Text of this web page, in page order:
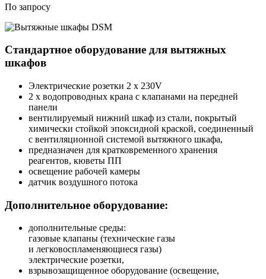
По запросу
Стандартное оборудование для вытяжных
шкафов
Электрические розетки 2 x 230V
2 х водопроводных крана с клапанами на передней
панели
вентилируемый нижний шкаф из стали, покрытый
химически стойкой эпоксидной краской, соединенный
с вентиляционной системой вытяжного шкафа,
предназначен для кратковременного хранения
реагентов, кюветы ПП
освещение рабочей камеры
датчик воздушного потока
Дополнительное оборудование:
дополнительные среды:
газовые клапаны (технические газы
и легковоспламеняющиеся газы)
электрические розетки,
взрывозащищенное оборудование (освещение,